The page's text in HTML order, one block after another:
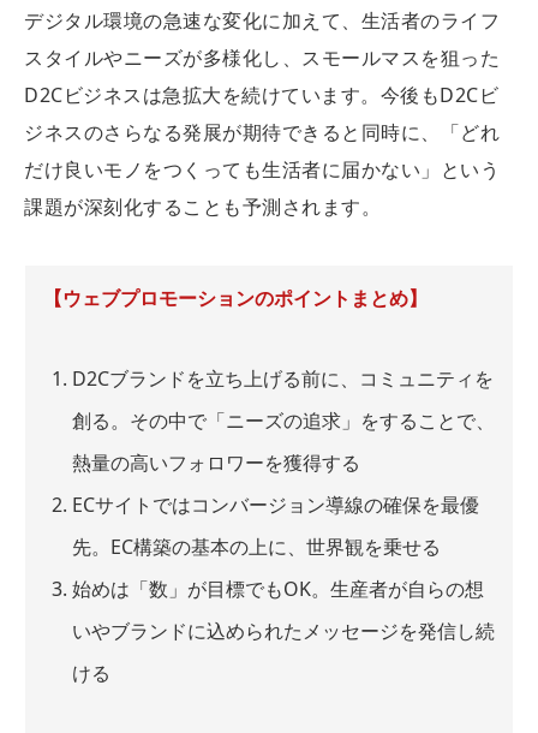
デジタル環境の急速な変化に加えて、生活者のライフ
スタイルやニーズが多様化し、スモールマスを狙った
D2Cビジネスは急拡大を続けています。今後もD2Cビ
ジネスのさらなる発展が期待できると同時に、「どれ
だけ良いモノをつくっても生活者に届かない」という
課題が深刻化することも予測されます。
【ウェブプロモーションのポイントまとめ】
D2Cブランドを立ち上げる前に、コミュニティを
創る。その中で「ニーズの追求」をすることで、
熱量の高いフォロワーを獲得する
ECサイトではコンバージョン導線の確保を最優
先。EC構築の基本の上に、世界観を乗せる
始めは「数」が目標でもOK。生産者が自らの想
いやブランドに込められたメッセージを発信し続
ける